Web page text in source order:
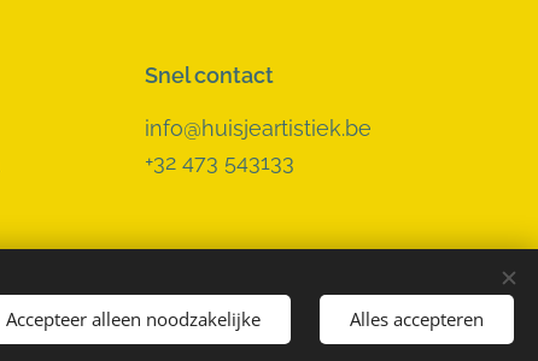
Snel contact
info@huisjeartistiek.be
+32 473 543133
Accepteer alleen noodzakelijke Alles accepteren